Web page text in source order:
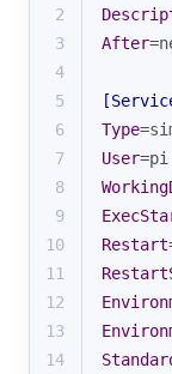
2
3
After
4
5
6
Type
7
User=pi
8
9
10
Restart
11
12
13
14